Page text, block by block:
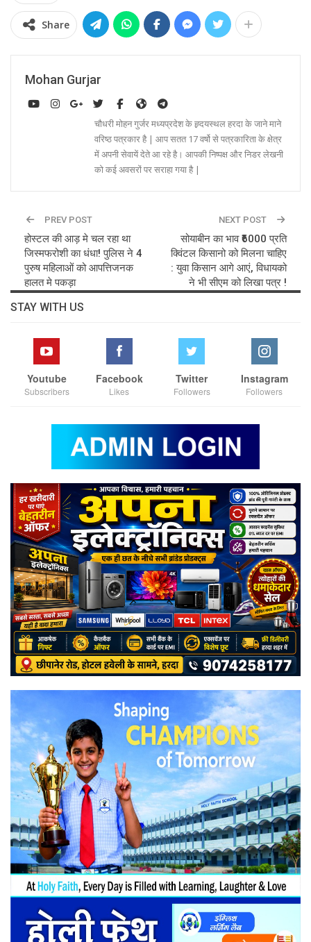
Share
Mohan Gurjar
चौधरी मोहन गुर्जर मध्यप्रदेश के ह्र्दयस्थल हरदा के जाने माने
वरिष्ठ पत्रकार है | आप सतत 17 वर्षो से पत्रकारिता के क्षेत्र
में अपनी सेवायें देते आ रहे है। आपकी निष्पक्ष और निडर लेखनी
को कई अवसरों पर सराहा गया है |
PREV POST
होस्टल की आड़ मे चल रहा था
जिस्मफरोशी का धंधा! पुलिस ने 4
पुरुष महिलाओं को आपत्तिजनक
हालत मे पकड़ा
NEXT POST
सोयाबीन का भाव ₹6000 प्रति
क्विंटल किसानो को मिलना चाहिए
: युवा किसान आगे आएं, विधायको
ने भी सीएम को लिखा पत्र !
STAY WITH US
Youtube
Subscribers
Facebook
Likes
Twitter
Followers
Instagram
Followers